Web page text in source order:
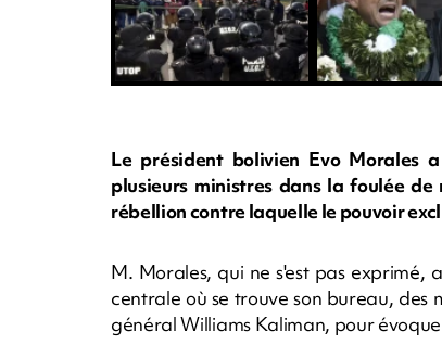
Le président bolivien Evo Morales
plusieurs ministres dans la foulée
rébellion contre laquelle le pouvoir
M. Morales, qui ne s'est pas
centrale où se trouve son bureau, des
général Williams Kaliman, pour